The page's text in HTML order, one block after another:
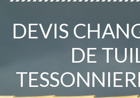
DEVIS
DE